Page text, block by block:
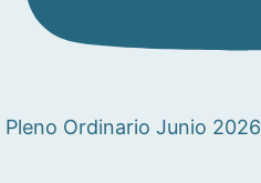
Pleno Ordinario Junio 2026